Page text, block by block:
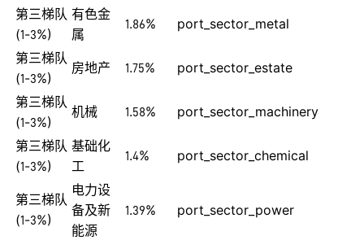
第三梯队
(1-3%)
有色金
属
1.86% port_sector_metal
第三梯队
(1-3%)
房地产 1.75% port_sector_estate
第三梯队
(1-3%)
机械 1.58% port_sector_machinery
第三梯队
(1-3%)
基础化
工
1.4% port_sector_chemical
第三梯队
(1-3%)
电力设
备及新
能源
1.39% port_sector_power